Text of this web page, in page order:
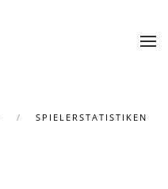
SPIELERSTATISTIKEN